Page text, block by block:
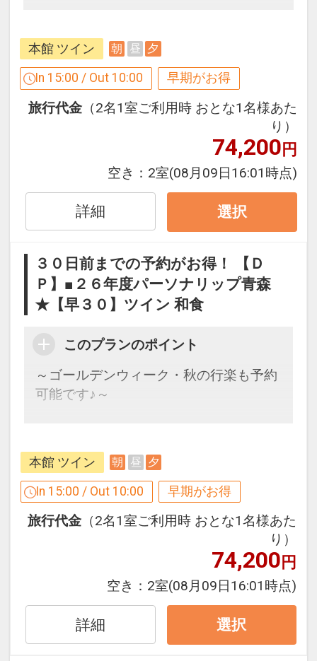
早期予約限定！３０日前までのご予約が
お得です！
※本プランは３０日前までの予約受付で
す。２９日前以降の人数変更、おとな・
こどもの内訳変更はできません。
このプランでご宿泊のお客様には、下記
おもてなしがございます。
・酸ヶ湯温泉旅館「千人風呂」に入浴Ｏ
Ｋ♪
お申し出ください。
※旅行代金に含まれます。
設定期間：2026年4月1日～2027年3月
インターネットコース番号：DP-1-
17306840
本館 ツイン 朝 昼 夕
In 15:00 / Out 10:00 早期がお得
旅行代金 （2名1室ご利用時 おとな1名様あた
り）
74,200円
空き： 2室(08月09日16:01時点)
詳細 選択
３０日前までの予約がお得！ 【Ｄ
Ｐ】■２６年度パーソナリップ青森
★【早３０】ツイン 和食
このプランのポイント
～ゴールデンウィーク・秋の行楽も予約
可能です♪～
早期予約限定！３０日前までのご予約が
お得です！
※本プランは３０日前までの予約受付で
こどもの内訳変更はできません。
このプランでご宿泊のお客様には、下記
おもてなしがございます。
・酸ヶ湯温泉旅館「千人風呂」に入浴Ｏ
Ｋ♪
本館 ツイン 朝 昼 夕
In 15:00 / Out 10:00 早期がお得
旅行代金 （2名1室ご利用時 おとな1名様あた
り）
74,200円
空き： 2室(08月09日16:01時点)
詳細 選択